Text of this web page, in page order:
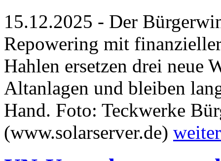
15.12.2025 - Der
Repowering mit
Hahlen ersetzen drei neue
Altanlagen und bleiben
Hand. Foto: Teckwerke
(www.solarserver.de) weiter